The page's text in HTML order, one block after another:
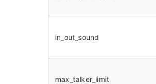
in_out_sound
max_talker_limit